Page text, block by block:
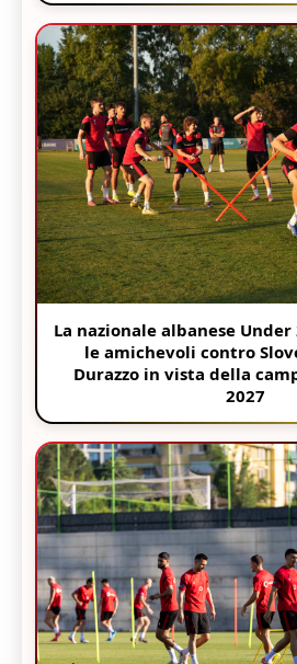
La nazionale albanese
le amichevoli contro
Durazzo in vista della
2027